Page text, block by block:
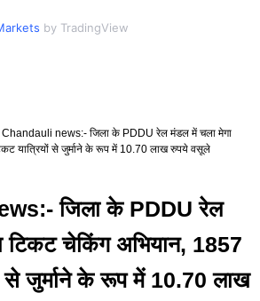
by TradingView
Chandauli news:- जिला के PDDU रेल मंडल में चला मेगा
यात्रियों से जुर्माने के रूप में 10.70 लाख रुपये वसूले
जिला के PDDU रेल
टिकट चेकिंग अभियान, 1857
से जुर्माने के रूप में 10.70 लाख